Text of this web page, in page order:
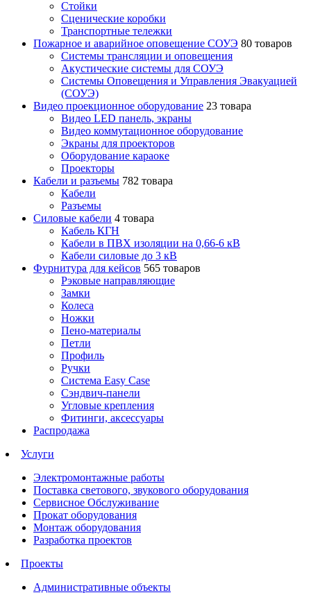
Стойки
Сценические коробки
Транспортные тележки
Пожарное и аварийное оповещение СОУЭ 80 товаров
Cистемы трансляции и оповещения
Акустические системы для СОУЭ
Системы Оповещения и Управления Эвакуацией
(СОУЭ)
Видео проекционное оборудование 23 товара
Видео LED панель, экраны
Видео коммутационное оборудование
Экраны для проекторов
Оборудование караоке
Проекторы
Кабели и разъемы 782 товара
Кабели
Разъемы
Силовые кабели 4 товара
Кабель КГН
Кабели в ПВХ изоляции на 0,66-6 кВ
Кабели силовые до 3 кВ
Фурнитура для кейсов 565 товаров
Рэковые направляющие
Замки
Колеса
Ножки
Пено-материалы
Петли
Профиль
Ручки
Система Easy Case
Сэндвич-панели
Угловые крепления
Фитинги, аксессуары
Распродажа
Услуги
Электромонтажные работы
Поставка светового, звукового оборудования
Сервисное Обслуживание
Прокат оборудования
Монтаж оборудования
Разработка проектов
Проекты
Административные объекты